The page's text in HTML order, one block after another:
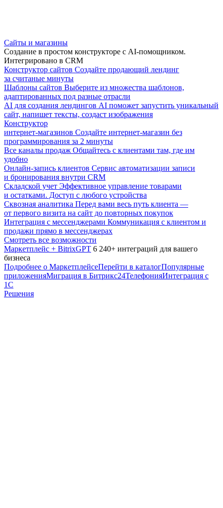
Сайты и магазины
Создание в простом конструкторе с AI-помощником.
Интегрировано в CRM
Конструктор сайтов Создайте продающий лендинг
за считаные минуты
Шаблоны сайтов Выберите из множества шаблонов,
адаптированных под разные отрасли
AI для создания лендингов AI поможет запустить уникальный
сайт, напишет тексты, создаст изображения
Конструктор
интернет-магазинов Создайте интернет-магазин без
программирования за 2 минуты
Все каналы продаж Общайтесь с клиентами там, где им
удобно
Онлайн-запись клиентов Сервис автоматизации записи
и бронирования внутри CRM
Складской учет Эффективное управление товарами
и остатками. Доступ с любого устройства
Сквозная аналитика Перед вами весь путь клиента —
от первого визита на сайт до повторных покупок
Интеграция с мессенджерами Коммуникация с клиентом и
продажи прямо в мессенджерах
Смотреть все возможности
Маркетплейс + BitrixGPT 6 240+ интеграций для вашего
бизнеса
Подробнее о МаркетплейсеПерейти в каталогПопулярные
приложенияМиграция в Битрикс24ТелефонияИнтеграция с
1С
Решения